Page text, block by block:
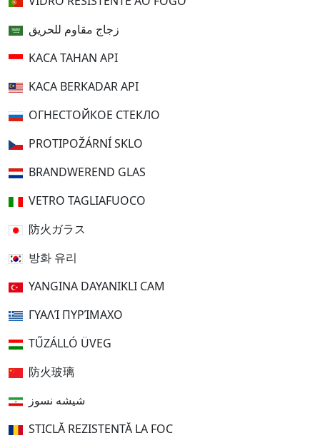
زجاج مقاوم للحريق
KACA TAHAN API
KACA BERKADAR API
ОГНЕСТОЙКОЕ СТЕКЛО
PROTIPOŽÁRNÍ SKLO
BRANDWEREND GLAS
VETRO TAGLIAFUOCO
防火ガラス
방화 유리
YANGINA DAYANIKLI CAM
ΓΥΑΛΊ ΠΥΡΊΜΑΧΟ
TŰZÁLLÓ ÜVEG
防火玻璃
شیشه نسوز
STICLĂ REZISTENTĂ LA FOC